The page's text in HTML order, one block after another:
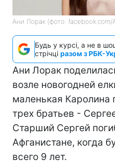
Ани Лорак (фото: facebook.com/
Будь у курсі, а не в
стрічці разом з РБК-
Ани Лорак
возле новогодней
маленькая Каролина
трех братьев -
Старший Сергей
Афганистане, когда
всего 9 лет.